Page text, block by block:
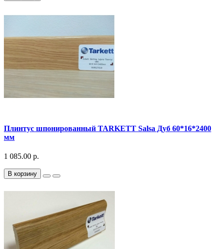
Плинтус шпонированный TARKETT Salsa Дуб 60*16*2400
мм
1 085.00 р.
В корзину